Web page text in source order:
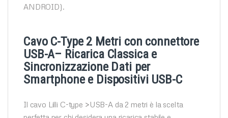
ANDROID).
Cavo C-Type 2 Metri con connettore
USB-A– Ricarica Classica e
Sincronizzazione Dati per
Smartphone e Dispositivi USB-C
Il cavo Lilli C-type >USB-A da 2 metri è la scelta